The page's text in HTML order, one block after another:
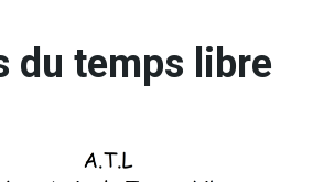
du temps libre